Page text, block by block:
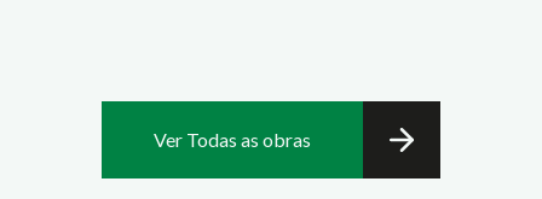
Ver Todas as obras